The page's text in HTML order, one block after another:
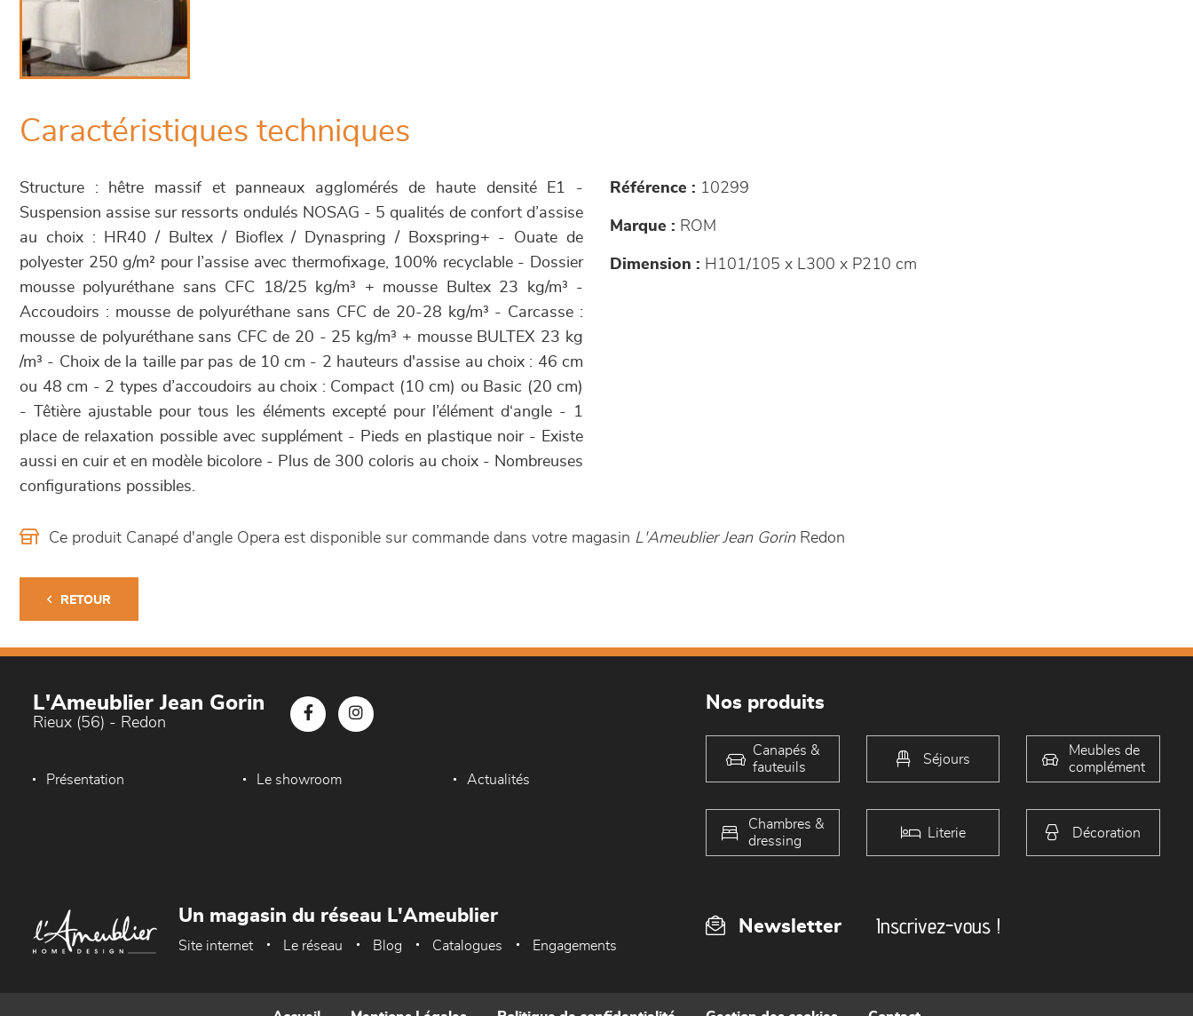
Caractéristiques techniques
Structure : hêtre massif et panneaux agglomérés de haute densité E1 -
Suspension assise sur ressorts ondulés NOSAG - 5 qualités de confort d’assise
au choix : HR40 / Bultex / Bioflex / Dynaspring / Boxspring+ - Ouate de
polyester 250 g/m² pour l’assise avec thermofixage, 100% recyclable - Dossier
mousse polyuréthane sans CFC 18/25 kg/m³ + mousse Bultex 23 kg/m³ -
Accoudoirs : mousse de polyuréthane sans CFC de 20-28 kg/m³ - Carcasse :
mousse de polyuréthane sans CFC de 20 - 25 kg/m³ + mousse BULTEX 23 kg
/m³ - Choix de la taille par pas de 10 cm - 2 hauteurs d'assise au choix : 46 cm
ou 48 cm - 2 types d’accoudoirs au choix : Compact (10 cm) ou Basic (20 cm)
- Têtière ajustable pour tous les éléments excepté pour l’élément d‘angle - 1
place de relaxation possible avec supplément - Pieds en plastique noir - Existe
aussi en cuir et en modèle bicolore - Plus de 300 coloris au choix - Nombreuses
configurations possibles.
Référence : 10299
Marque : ROM
Dimension : H101/105 x L300 x P210 cm
Ce produit Canapé d'angle Opera est disponible sur commande dans votre magasin L'Ameublier Jean GorinRedon
RETOUR
L'Ameublier Jean Gorin
Rieux (56) - Redon
Présentation Le showroom Actualités
Nos produits
Canapés &
fauteuils
Séjours
Meubles de
complément
Chambres &
dressing
Literie Décoration
Newsletter Inscrivez-vous !
Un magasin du réseau L'Ameublier
Site internet Le réseau Blog Catalogues Engagements